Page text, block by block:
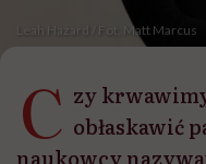
Leah Hazard / Fot. Matt Marcus
C zy
obłaskawić